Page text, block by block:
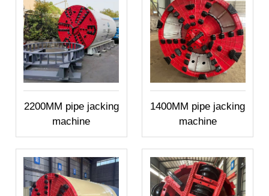
2200MM pipe jacking
machine
1400MM pipe jacking
machine